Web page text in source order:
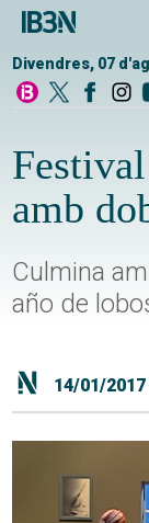
Divendres, 07
amb
Culmina
año de
14/01/2017